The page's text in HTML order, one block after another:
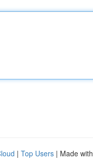
| Top Users | Made with